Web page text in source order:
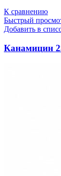
К сравнению
Быстрый
Добавить в
Канамицин